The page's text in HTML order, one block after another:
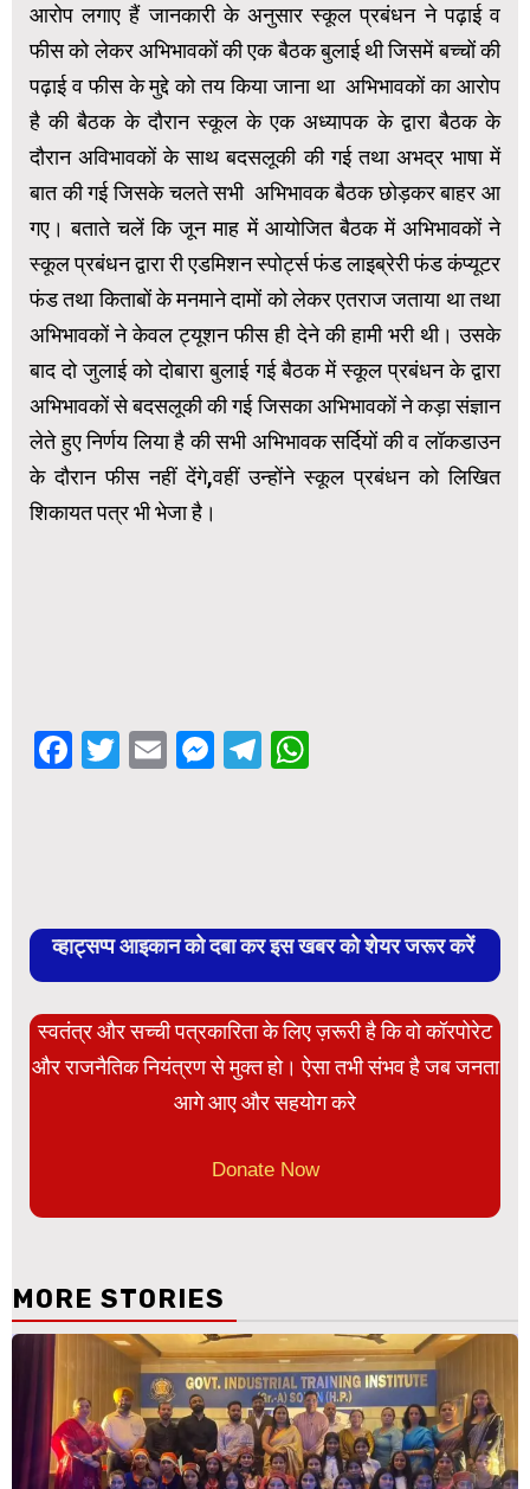
आरोप लगाए हैं जानकारी के अनुसार स्कूल प्रबंधन ने पढ़ाई व
फीस को लेकर अभिभावकों की एक बैठक बुलाई थी जिसमें बच्चों की
पढ़ाई व फीस के मुद्दे को तय किया जाना था अभिभावकों का आरोप
है की बैठक के दौरान स्कूल के एक अध्यापक के द्वारा बैठक के
दौरान अविभावकों के साथ बदसलूकी की गई तथा अभद्र भाषा में
बात की गई जिसके चलते सभी अभिभावक बैठक छोड़कर बाहर आ
गए। बताते चलें कि जून माह में आयोजित बैठक में अभिभावकों ने
स्कूल प्रबंधन द्वारा री एडमिशन स्पोर्ट्स फंड लाइब्रेरी फंड कंप्यूटर
फंड तथा किताबों के मनमाने दामों को लेकर एतराज जताया था तथा
अभिभावकों ने केवल ट्यूशन फीस ही देने की हामी भरी थी। उसके
बाद दो जुलाई को दोबारा बुलाई गई बैठक में स्कूल प्रबंधन के द्वारा
अभिभावकों से बदसलूकी की गई जिसका अभिभावकों ने कड़ा संज्ञान
लेते हुए निर्णय लिया है की सभी अभिभावक सर्दियों की व लॉकडाउन
के दौरान फीस नहीं देंगे,वहीं उन्होंने स्कूल प्रबंधन को लिखित
शिकायत पत्र भी भेजा है।
Facebook
Twitter
EmailMessenger
Telegram
व्हाट्सप्प आइकान को दबा कर इस खबर को शेयर जरूर करें
स्वतंत्र और सच्ची पत्रकारिता के लिए ज़रूरी है कि वो कॉरपोरेट
और राजनैतिक नियंत्रण से मुक्त हो। ऐसा तभी संभव है जब जनता
आगे आए और सहयोग करे
Donate Now
MORE STORIES